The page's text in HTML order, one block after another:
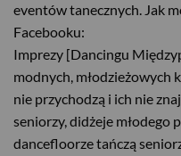
eventów tanecznych. Jak
Facebooku:
Imprezy [Dancingu
modnych, młodzieżowych
nie przychodzą i ich nie
seniorzy, didżeje młodego
dancefloorze tańczą